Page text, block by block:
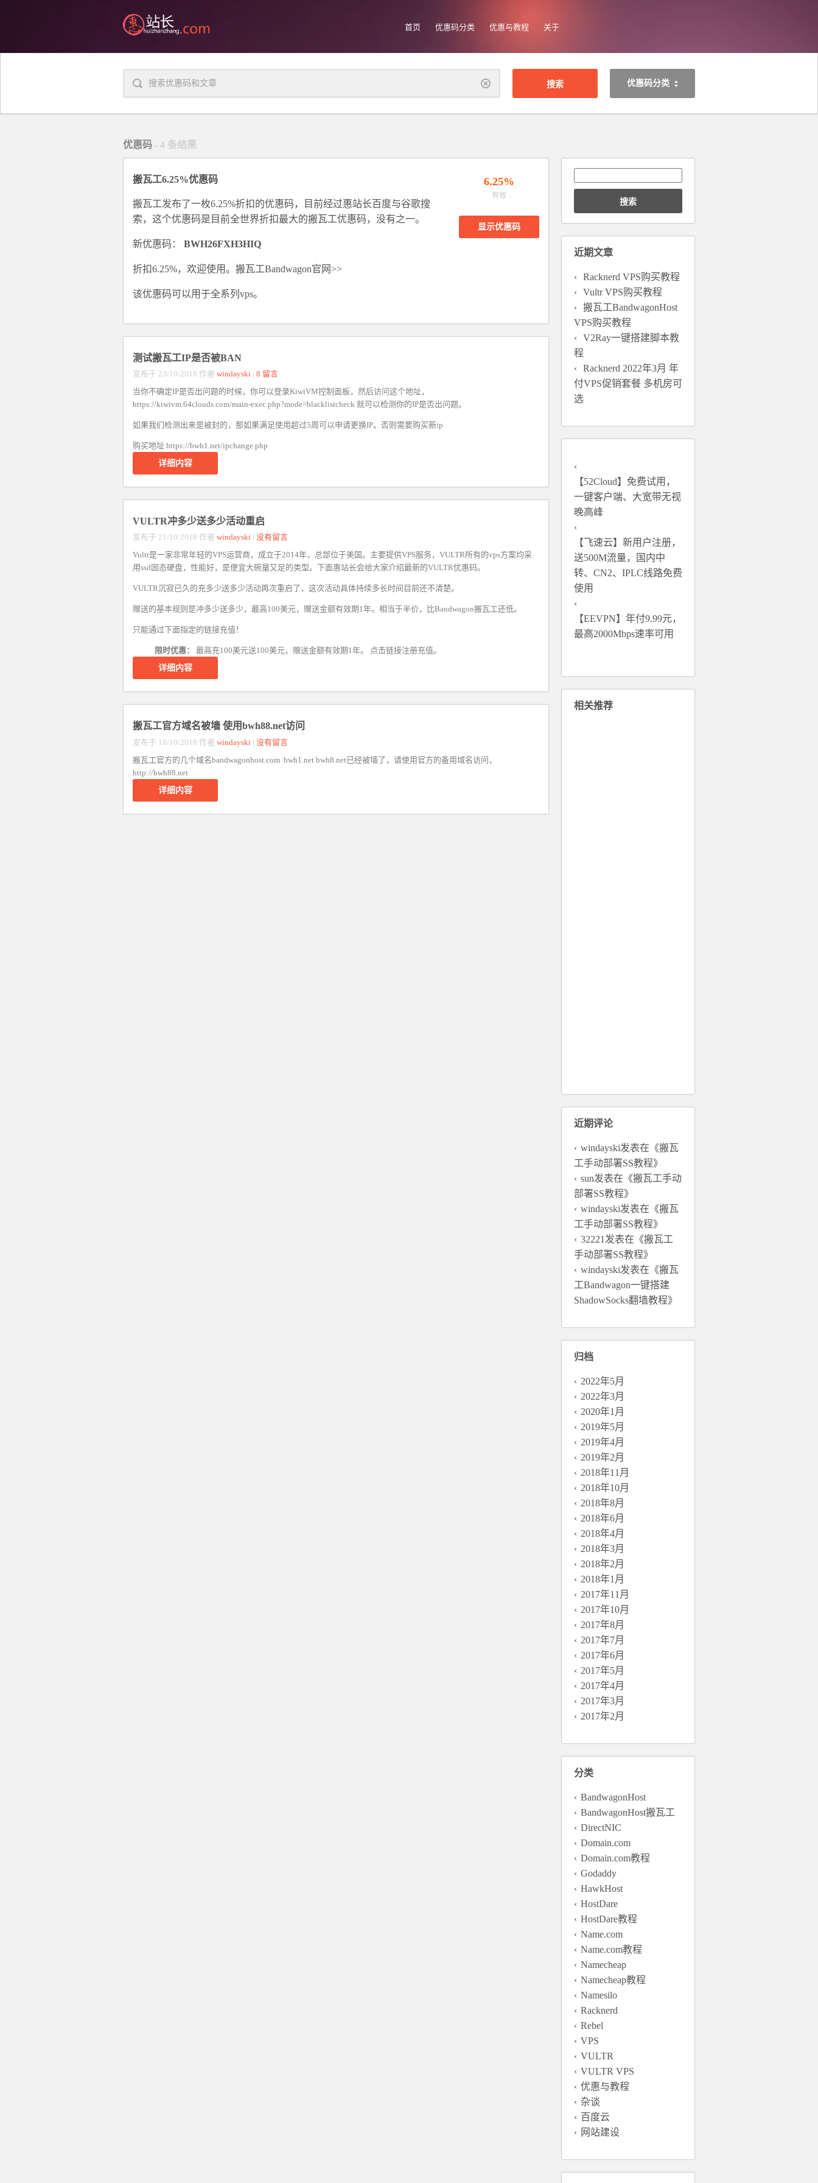
首页 优惠码分类 优惠与教程 关于
清
除
优惠码分类
优惠码 - 4 条结果
搬瓦工6.25%优惠码
搬瓦工发布了一枚6.25%折扣的优惠码，目前经过惠站长百度与谷歌搜
索，这个优惠码是目前全世界折扣最大的搬瓦工优惠码，没有之一。
新优惠码： BWH26FXH3HIQ
折扣6.25%，欢迎使用。 搬瓦工Bandwagon官网>>
该优惠码可以用于全系列vps。
6.25%
有效
显示优惠码
测试搬瓦工IP是否被BAN
发布于 23/10/2018 作者 windayski | 8 留言
当你不确定IP是否出问题的时候，你可以登录KiwiVM控制面板，然后访问这个地址，
https://kiwivm.64clouds.com/main-exec.php?mode=blacklistcheck 就可以检测你的IP是否出问题。
如果我们检测出来是被封的，那如果满足使用超过5周可以申请更换IP。否则需要购买新ip
购买地址 https://bwh1.net/ipchange.php
详细内容
VULTR冲多少送多少活动重启
发布于 21/10/2018 作者 windayski | 没有留言
Vultr是一家非常年轻的VPS运营商，成立于2014年，总部位于美国。主要提供VPS服务，VULTR所有的vps方案均采
用ssd固态硬盘，性能好，是便宜大碗量又足的类型。下面惠站长会给大家介绍最新的VULTR优惠码。
VULTR沉寂已久的充多少送多少活动再次重启了，这次活动具体持续多长时间目前还不清楚。
赠送的基本规则是冲多少送多少，最高100美元，赠送金额有效期1年。相当于半价，比Bandwagon搬瓦工还低。
只能通过下面指定的链接充值！
限时优惠： 最高充100美元送100美元，赠送金额有效期1年。
点击链接注册充值。
详细内容
搬瓦工官方域名被墙 使用bwh88.net访问
发布于 18/10/2018 作者 windayski | 没有留言
搬瓦工官方的几个域名bandwagonhost.com bwh1.net bwh8.net已经被墙了，请使用官方的备用域名访问，
http://bwh88.net
详细内容
索：
近期文章
Racknerd VPS购买教程
Vultr VPS购买教程
搬瓦工BandwagonHost
VPS购买教程
V2Ray一键搭建脚本教
程
Racknerd 2022年3月 年
付VPS促销套餐 多机房可
选
【52Cloud】免费试用，
一键客户端、大宽带无视
晚高峰
【飞速云】新用户注册，
送500M流量，国内中
转、CN2、IPLC线路免费
使用
【EEVPN】年付9.99元，
最高2000Mbps速率可用
相关推荐
近期评论
windayski发表在《搬瓦
工手动部署SS教程》
sun发表在《搬瓦工手动
部署SS教程》
windayski发表在《搬瓦
工手动部署SS教程》
32221 发表在《搬瓦工
手动部署SS教程》
windayski发表在《搬瓦
工Bandwagon一键搭建
ShadowSocks翻墙教程》
归档
2022年5月
2022年3月
2020年1月
2019年5月
2019年4月
2019年2月
2018年11月
2018年10月
2018年8月
2018年6月
2018年4月
2018年3月
2018年2月
2018年1月
2017年11月
2017年10月
2017年8月
2017年7月
2017年6月
2017年5月
2017年4月
2017年3月
2017年2月
分类
BandwagonHost
BandwagonHost搬瓦工
DirectNIC
Domain.com
Domain.com教程
Godaddy
HawkHost
HostDare
HostDare教程
Name.com
Name.com教程
Namecheap
Namecheap教程
Namesilo
Racknerd
Rebel
VPS
VULTR
VULTR VPS
优惠与教程
杂谈
百度云
网站建设